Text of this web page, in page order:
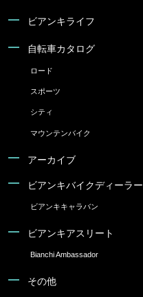
ビアンキライフ
自転車カタログ
ロード
スポーツ
シティ
マウンテンバイク
アーカイブ
ビアンキバイクディーラー
ビアンキキャラバン
ビアンキアスリート
Bianchi Ambassador
その他